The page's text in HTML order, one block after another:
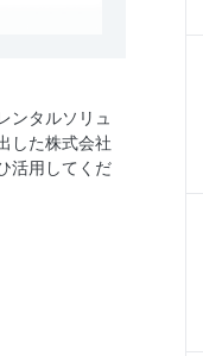
ンタルソリュ
した株式会社
活用してくだ